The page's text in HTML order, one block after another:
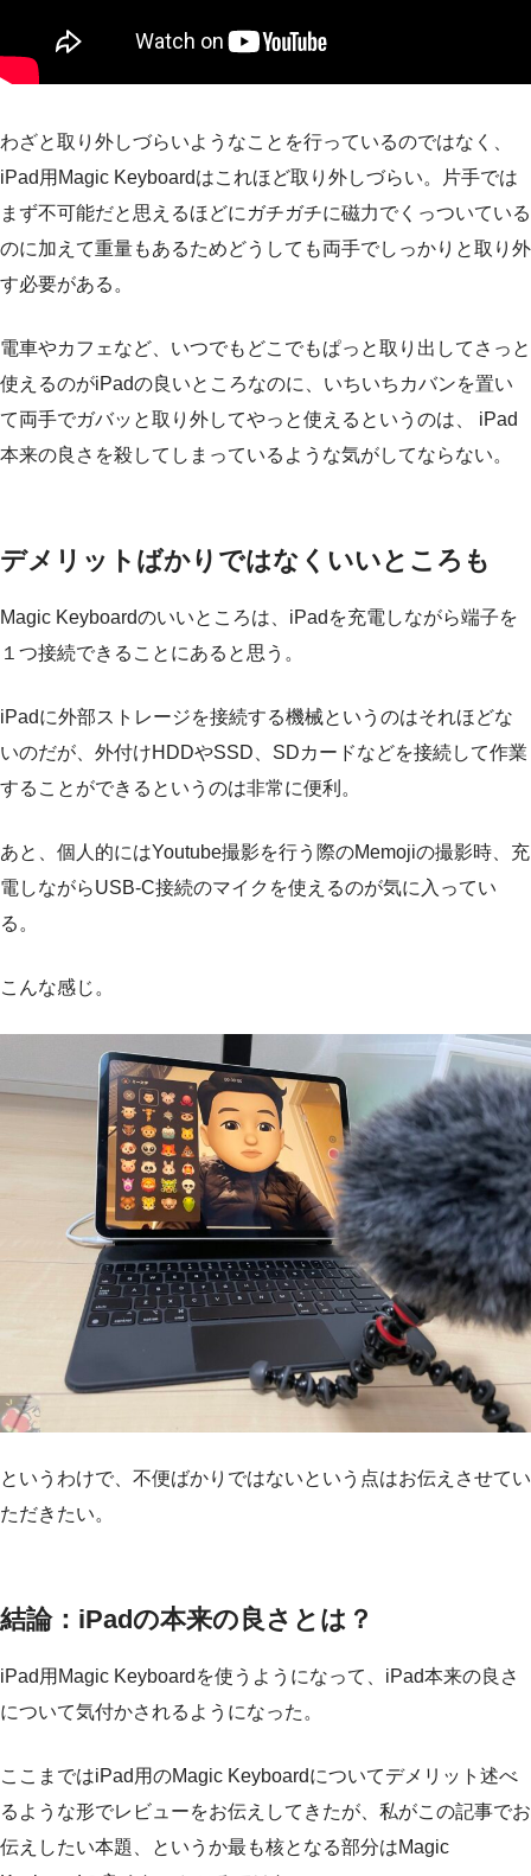
わざと取り外しづらいようなことを行っているのではなく、
iPad用Magic Keyboardはこれほど取り外しづらい。片手では
まず不可能だと思えるほどにガチガチに磁力でくっついている
のに加えて重量もあるためどうしても両手でしっかりと取り外
す必要がある。
電車やカフェなど、いつでもどこでもぱっと取り出してさっと
使えるのがiPadの良いところなのに、いちいちカバンを置い
て両手でガバッと取り外してやっと使えるというのは、 iPad
本来の良さを殺してしまっているような気がしてならない。
デメリットばかりではなくいいところも
Magic Keyboardのいいところは、iPadを充電しながら端子を
１つ接続できることにあると思う。
iPadに外部ストレージを接続する機械というのはそれほどな
いのだが、外付けHDDやSSD、SDカードなどを接続して作業
することができるというのは非常に便利。
あと、個人的にはYoutube撮影を行う際のMemojiの撮影時、充
電しながらUSB-C接続のマイクを使えるのが気に入ってい
る。
こんな感じ。
というわけで、不便ばかりではないという点はお伝えさせてい
ただきたい。
結論：iPadの本来の良さとは？
iPad用Magic Keyboardを使うようになって、iPad本来の良さ
について気付かされるようになった。
ここまではiPad用のMagic Keyboardについてデメリット述べ
るような形でレビューをお伝えしてきたが、私がこの記事でお
伝えしたい本題、というか最も核となる部分はMagic